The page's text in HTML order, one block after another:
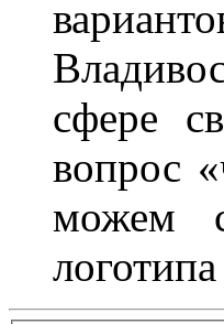
сфере
вопрос
можем